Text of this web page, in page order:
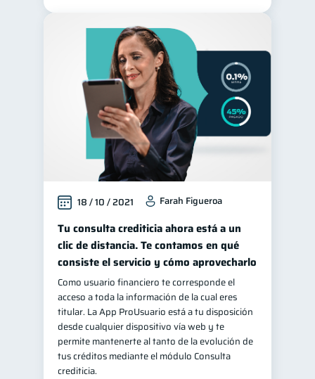
18 / 10 / 2021 Farah Figueroa
Tu consulta crediticia ahora está a un
clic de distancia. Te contamos en qué
consiste el servicio y cómo aprovecharlo
Como usuario financiero te corresponde el
acceso a toda la información de la cual eres
titular. La App ProUsuario está a tu disposición
desde cualquier dispositivo vía web y te
permite mantenerte al tanto de la evolución de
tus créditos mediante el módulo Consulta
crediticia.